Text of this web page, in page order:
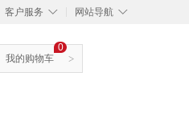
◇
客户服务 ◇
网站导航
>
0
我的购物车